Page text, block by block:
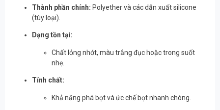
Thành phần chính: Polyether và các dẫn xuất silicone
(tùy loại).
Dạng tồn tại:
Chất lỏng nhớt, màu trắng đục hoặc trong suốt
nhẹ.
Tính chất:
Khả năng phá bọt và ức chế bọt nhanh chóng.